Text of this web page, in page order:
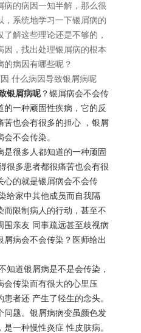
病的病因一知半解，那么很
，系统地学习一下银屑病的
解这些理论还是不够的，
因，找出处理银屑病的根本
的病因有哪些呢？
银屑病呢 ？银屑病会不会传
一种顽固性疾病，它的反
苦也会有很多的担心 ，银屑
不会传染。
很多人都知道的一种顽固
很多患者都很痛苦也会有很
心的就是银屑病会不会传
给家中其他成员而自我隔
而限制病人的行动，甚至不
围亲友 同事疏远甚至歧视病
屑病会不会传染？医师给出
知道银屑病是不是会传染，
会传染而有很大的心里压
者还 产生了轻生的念头。
问题。银屑病病变虽颜色发
一种慢性炎症 性皮肤病。